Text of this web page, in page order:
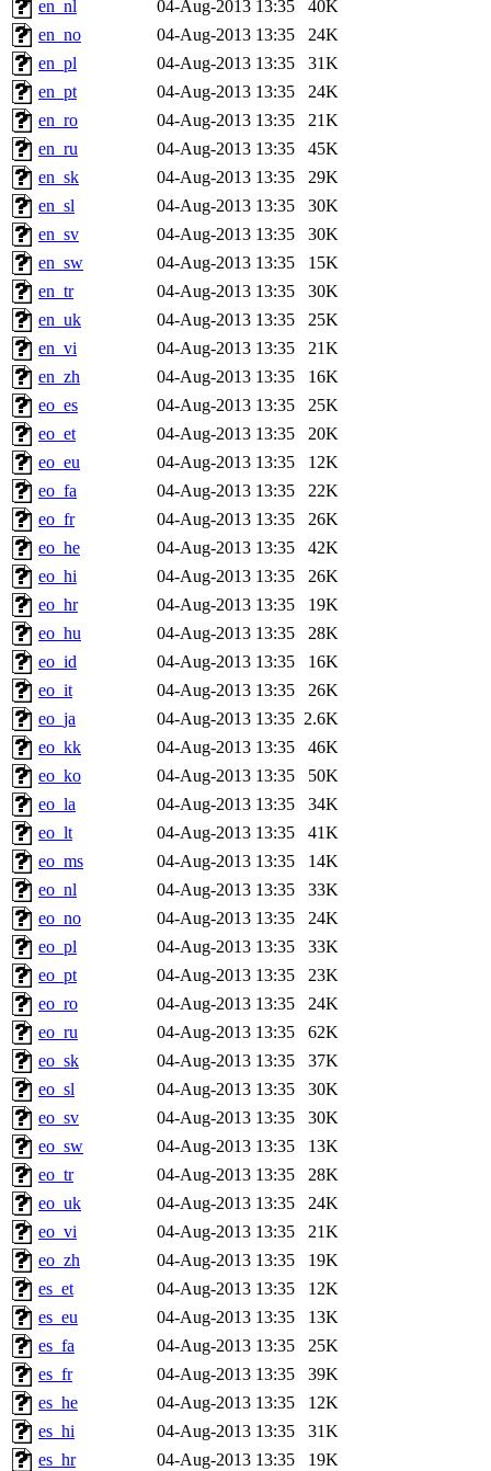
en_nl 04-Aug-2013 13:35
40K
en_no
04-Aug-2013 13:35
24K
en_pl
04-Aug-2013 13:35
31K
en_pt
04-Aug-2013 13:35
24K
en_ro
04-Aug-2013 13:35
21K
en_ru
04-Aug-2013 13:35
45K
en_sk
04-Aug-2013 13:35
29K
en_sl
04-Aug-2013 13:35
30K
en_sv
04-Aug-2013 13:35
30K
en_sw
04-Aug-2013 13:35
15K
en_tr
04-Aug-2013 13:35
30K
en_uk
04-Aug-2013 13:35
25K
en_vi
04-Aug-2013 13:35
21K
en_zh
04-Aug-2013 13:35
16K
eo_es
04-Aug-2013 13:35
25K
eo_et
04-Aug-2013 13:35
20K
eo_eu
04-Aug-2013 13:35
12K
eo_fa
04-Aug-2013 13:35
22K
eo_fr
04-Aug-2013 13:35
26K
eo_he
04-Aug-2013 13:35
42K
eo_hi
04-Aug-2013 13:35
26K
eo_hr
04-Aug-2013 13:35
19K
eo_hu
04-Aug-2013 13:35
28K
eo_id
04-Aug-2013 13:35
16K
eo_it
04-Aug-2013 13:35
26K
eo_ja
04-Aug-2013 13:35 2.6K
eo_kk
04-Aug-2013 13:35
46K
eo_ko
04-Aug-2013 13:35
50K
eo_la
04-Aug-2013 13:35
34K
eo_lt
04-Aug-2013 13:35
41K
eo_ms
04-Aug-2013 13:35
14K
eo_nl
04-Aug-2013 13:35
33K
eo_no
04-Aug-2013 13:35
24K
eo_pl
04-Aug-2013 13:35
33K
eo_pt
04-Aug-2013 13:35
23K
eo_ro
04-Aug-2013 13:35
24K
eo_ru
04-Aug-2013 13:35
62K
eo_sk
04-Aug-2013 13:35
37K
eo_sl
04-Aug-2013 13:35
30K
eo_sv
04-Aug-2013 13:35
30K
eo_sw
04-Aug-2013 13:35
13K
eo_tr
04-Aug-2013 13:35
28K
eo_uk
04-Aug-2013 13:35
24K
eo_vi
04-Aug-2013 13:35
21K
eo_zh
04-Aug-2013 13:35
19K
es_et
04-Aug-2013 13:35
12K
es_eu
04-Aug-2013 13:35
13K
es_fa
04-Aug-2013 13:35
25K
es_fr
04-Aug-2013 13:35
39K
es_he
04-Aug-2013 13:35
12K
es_hi
04-Aug-2013 13:35
31K
es_hr
04-Aug-2013 13:35
19K